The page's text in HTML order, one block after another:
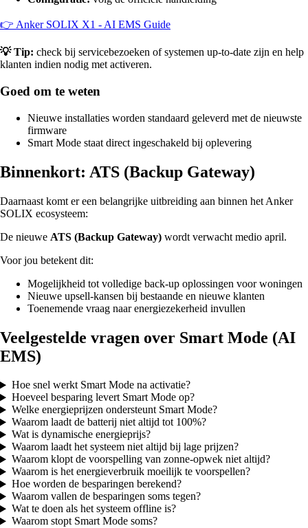
👉 Anker SOLIX X1 - AI EMS Guide
💡 Tip: check bij servicebezoeken of systemen up-to-date zijn en help
klanten indien nodig met activeren.
Goed om te weten
Nieuwe installaties worden standaard geleverd met de nieuwste
firmware
Smart Mode staat direct ingeschakeld bij oplevering
Binnenkort: ATS (Backup Gateway)
Daarnaast komt er een belangrijke uitbreiding aan binnen het Anker
SOLIX ecosysteem:
De nieuwe ATS (Backup Gateway) wordt verwacht medio april.
Voor jou betekent dit:
Mogelijkheid tot volledige back-up oplossingen voor woningen
Nieuwe upsell-kansen bij bestaande en nieuwe klanten
Toenemende vraag naar energiezekerheid invullen
Veelgestelde vragen over Smart Mode (AI
EMS)
Hoe snel werkt Smart Mode na activatie?
Hoeveel besparing levert Smart Mode op?
Welke energieprijzen ondersteunt Smart Mode?
Waarom laadt de batterij niet altijd tot 100%?
Wat is dynamische energieprijs?
Waarom laadt het systeem niet altijd bij lage prijzen?
Waarom klopt de voorspelling van zonne-opwek niet altijd?
Waarom is het energieverbruik moeilijk te voorspellen?
Hoe worden de besparingen berekend?
Waarom vallen de besparingen soms tegen?
Wat te doen als het systeem offline is?
Waarom stopt Smart Mode soms?